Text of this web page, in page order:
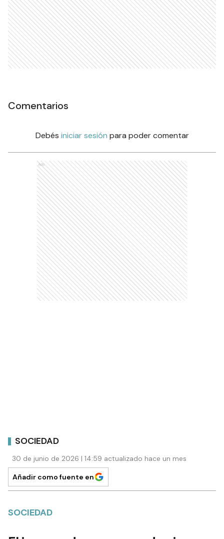
Comentarios
Debés iniciar sesión para poder comentar
Ads
SOCIEDAD
30 de junio de 2026 | 14:59 actualizado hace un mes
Añadir como fuente en
SOCIEDAD